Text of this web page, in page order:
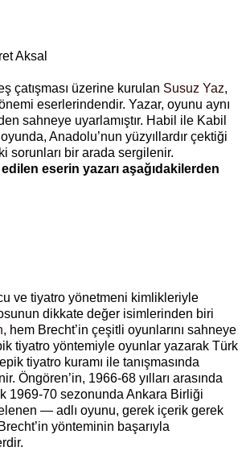
Aksal
çatışması üzerine kurulan Susuz Yaz,
eserlerindendir. Yazar, oyunu aynı
sahneye uyarlamıştır. Habil ile Kabil
oyunda, Anadolu’nun yüzyıllardır çektiği
sorunları bir arada sergilenir.
eserin yazarı aşağıdakilerden
ve tiyatro yönetmeni kimlikleriyle
dikkate değer isimlerinden biri
, hem Brecht’in çeşitli oyunlarını sahneye
tiyatro yöntemiyle oyunlar yazarak Türk
tiyatro kuramı ile tanışmasında
Öngören’in, 1966-68 yılları arasında
1969-70 sezonunda Ankara Birliği
— adlı oyunu, gerek içerik gerek
yönteminin başarıyla